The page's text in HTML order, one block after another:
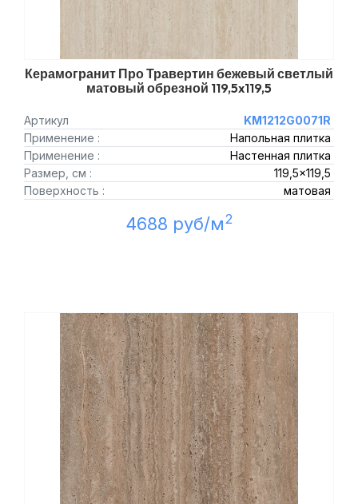
Керамогранит Про Травертин бежевый светлый
матовый обрезной 119,5x119,5
Артикул
KM1212G0071R
Применение :
Напольная плитка
Применение :
Настенная плитка
Размер, см :
119,5x119,5
Поверхность :
матовая
4688 руб/м2